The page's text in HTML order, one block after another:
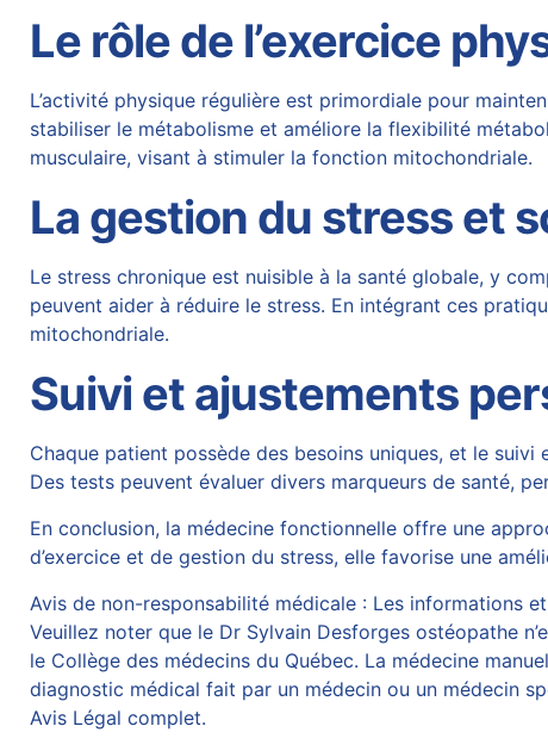
Le rôle de l’exercice
L’activité physique régulière est primordiale pour
stabiliser le métabolisme et améliore la flexibilité
musculaire, visant à stimuler la fonction mitochondriale.
La gestion du stress et
Le stress chronique est nuisible à la santé globale, y
peuvent aider à réduire le stress. En intégrant ces
mitochondriale.
Suivi et ajustements
Chaque patient possède des besoins uniques, et le
Des tests peuvent évaluer divers marqueurs de santé,
En conclusion, la médecine fonctionnelle offre une
d’exercice et de gestion du stress, elle favorise une
Avis de non-responsabilité médicale : Les informations
Veuillez noter que le Dr Sylvain Desforges ostéopathe
le Collège des médecins du Québec. La médecine
diagnostic médical fait par un médecin ou un médecin
Avis Légal complet.